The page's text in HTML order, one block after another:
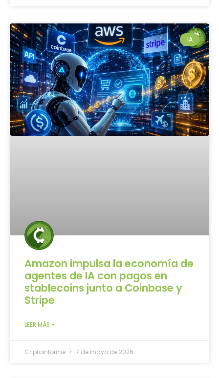
IA
Amazon impulsa la economía de
agentes de IA con pagos en
stablecoins junto a Coinbase y
Stripe
LEER MÁS »
Criptoinforme 7 de mayo de 2026